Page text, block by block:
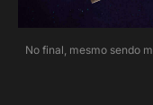
No final, mesmo sendo